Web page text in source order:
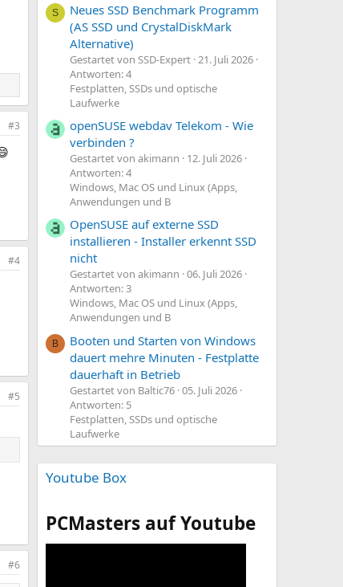
#3
#4
#5
#6
S
Neues SSD Benchmark Programm
(AS SSD und CrystalDiskMark
Alternative)
Gestartet von SSD-Expert 21. Juli 2026
Antworten: 4
Festplatten, SSDs und optische
Laufwerke
openSUSE webdav Telekom - Wie
verbinden ?
Gestartet von akimann
12. Juli 2026
Antworten: 4
Windows, Mac OS und Linux (Apps,
Anwendungen und B
OpenSUSE auf externe SSD
installieren - Installer erkennt SSD
nicht
Gestartet von akimann 06. Juli 2026
Antworten: 3
Windows, Mac OS und Linux (Apps,
Anwendungen und B
B
Booten und Starten von Windows
dauert mehre Minuten - Festplatte
dauerhaft in Betrieb
Gestartet von Baltic76 05. Juli 2026
Antworten: 5
Festplatten, SSDs und optische
Laufwerke
Youtube Box
PCMasters auf Youtube